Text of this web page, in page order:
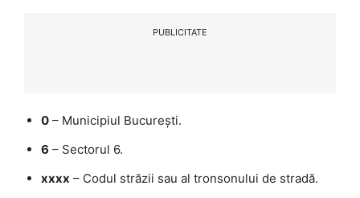
PUBLICITATE
0 – Municipiul București.
6 – Sectorul 6.
xxxx – Codul străzii sau al tronsonului de stradă.